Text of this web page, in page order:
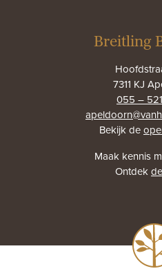
Breitling
7311 KJ
055 –
Bekijk de
Maak kennis
Ontdek